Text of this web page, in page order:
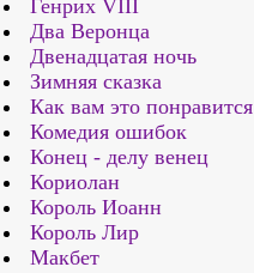
Генрих VIII
Два Веронца
Двенадцатая ночь
Зимняя сказка
Как вам это понравится
Комедия ошибок
Конец - делу венец
Кориолан
Король Иоанн
Король Лир
Макбет